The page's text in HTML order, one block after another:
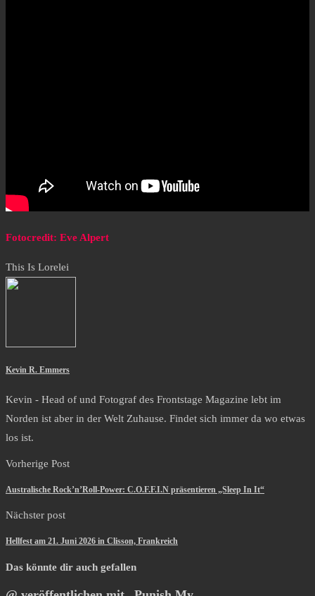
Fotocredit: Eve Alpert
This Is Lorelei
Kevin R. Emmers
Kevin - Head of und Fotograf des Frontstage Magazine lebt im
Norden ist aber in der Welt Zuhause. Findet sich immer da wo etwas
los ist.
Vorherige Post
Australische Rock’n’Roll-Power: C.O.F.F.I.N präsentieren „Sleep In It“
Nächster post
Hellfest am 21. Juni 2026 in Clisson, Frankreich
Das könnte dir auch gefallen